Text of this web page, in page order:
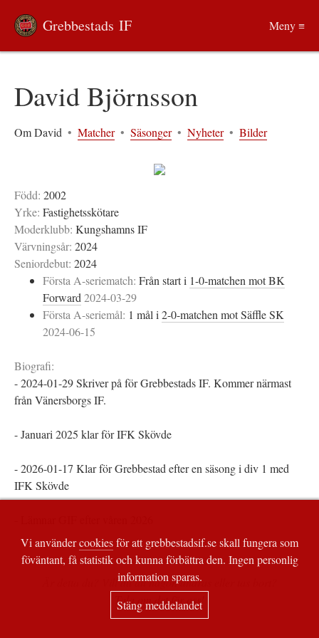
David Björnsson
Om David • Matcher • Säsonger • Nyheter • Bilder
Född: 2002
Yrke: Fastighetsskötare
Moderklubb: Kungshamns IF
Värvningsår: 2024
Seniordebut: 2024
Första A-seriematch: Från start i 1-0-matchen mot BK
Forward 2024-03-29
Första A-seriemål: 1 mål i 2-0-matchen mot Säffle SK
2024-06-15
Biografi:
- 2024-01-29 Skriver på för Grebbestads IF. Kommer närmast
från Vänersborgs IF.
- Januari 2025 klar för IFK Skövde
- 2026-01-17 Klar för Grebbestad efter en säsong i div 1 med
IFK Skövde
Är detta du? Vill du att någon ändras eller tas bort?
Tala om det för oss!
Grebbestads IF Meny ≡
Vi användercookiesför att grebbestadsif.se skall fungera som
föväntant, få statistik och kunna förbättra den. Ingen personlig
information sparas.
Stäng meddelandet